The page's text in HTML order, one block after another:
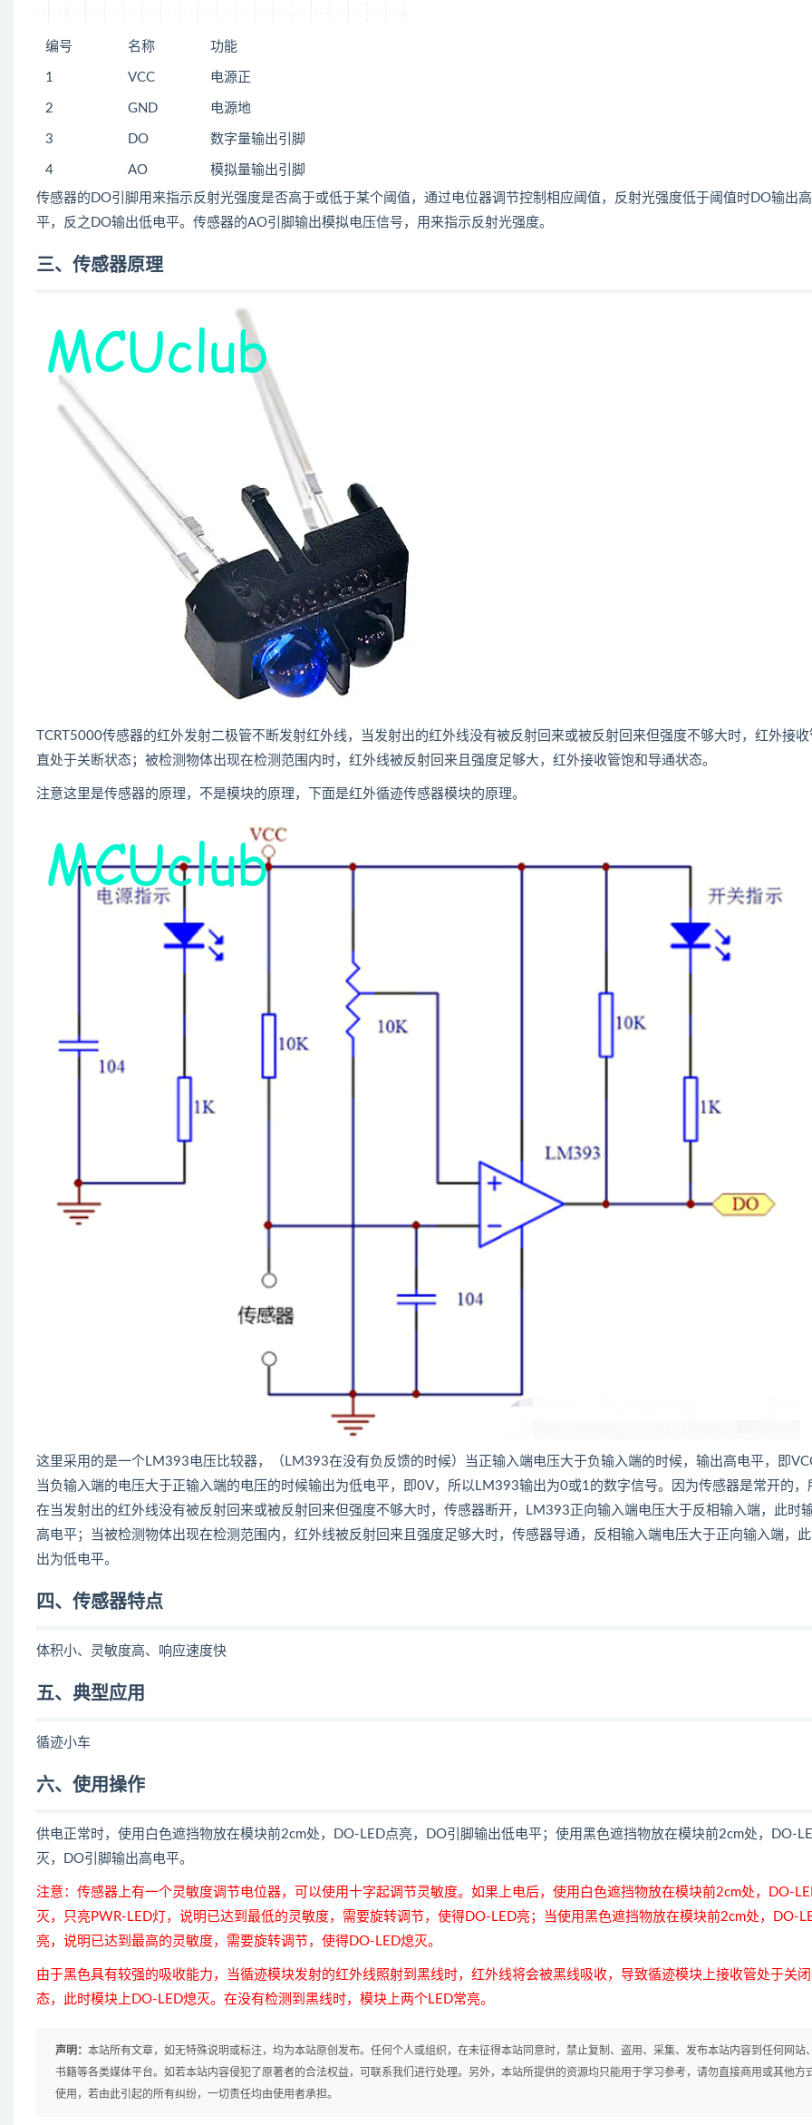
编号 名称 功能
1 VCC 电源正
2 GND 电源地
3 DO 数字量输出引脚
4 AO 模拟量输出引脚
传感器的DO引脚用来指示反射光强度是否高于或低于某个阈值，通过电位器调节控制相应阈值，反射光强度低于阈值时DO输出
平，反之DO输出低电平。传感器的AO引脚输出模拟电压信号，用来指示反射光强度。
三、传感器原理
TCRT5000传感器的红外发射二极管不断发射红外线，当发射出的红外线没有被反射回来或被反射回来但强度不够大时，红外接
直处于关断状态；被检测物体出现在检测范围内时，红外线被反射回来且强度足够大，红外接收管饱和导通状态。
注意这里是传感器的原理，不是模块的原理，下面是红外循迹传感器模块的原理。
这里采用的是一个LM393电压比较器，（LM393在没有负反馈的时候）当正输入端电压大于负输入端的时候，输出高电平，即
当负输入端的电压大于正输入端的电压的时候输出为低电平，即0V，所以LM393输出为0或1的数字信号。因为传感器是常开的，
在当发射出的红外线没有被反射回来或被反射回来但强度不够大时，传感器断开，LM393正向输入端电压大于反相输入端，此时
高电平；当被检测物体出现在检测范围内，红外线被反射回来且强度足够大时，传感器导通，反相输入端电压大于正向输入端，
出为低电平。
四、传感器特点
体积小、灵敏度高、响应速度快
五、典型应用
循迹小车
六、使用操作
供电正常时，使用白色遮挡物放在模块前2cm处，DO-LED点亮，DO引脚输出低电平；使用黑色遮挡物放在模块前2cm处，DO-
灭，DO引脚输出高电平。
注意：传感器上有一个灵敏度调节电位器，可以使用十字起调节灵敏度。如果上电后，使用白色遮挡物放在模块前2cm处，DO-
灭，只亮PWR-LED灯，说明已达到最低的灵敏度，需要旋转调节，使得DO-LED亮；当使用黑色遮挡物放在模块前2cm处，DO-
亮，说明已达到最高的灵敏度，需要旋转调节，使得DO-LED熄灭。
由于黑色具有较强的吸收能力，当循迹模块发射的红外线照射到黑线时，红外线将会被黑线吸收，导致循迹模块上接收管处于关
态，此时模块上DO-LED熄灭。在没有检测到黑线时，模块上两个LED常亮。
声明： 本站所有文章，如无特殊说明或标注，均为本站原创发布。任何个人或组织，在未征得本站同意时，禁止复制、盗用、采集、发布本站内容到任何网站
书籍等各类媒体平台。如若本站内容侵犯了原著者的合法权益，可联系我们进行处理。另外，本站所提供的资源均只能用于学习参考，请勿直接商用或其他方
使用，若由此引起的所有纠纷，一切责任均由使用者承担。